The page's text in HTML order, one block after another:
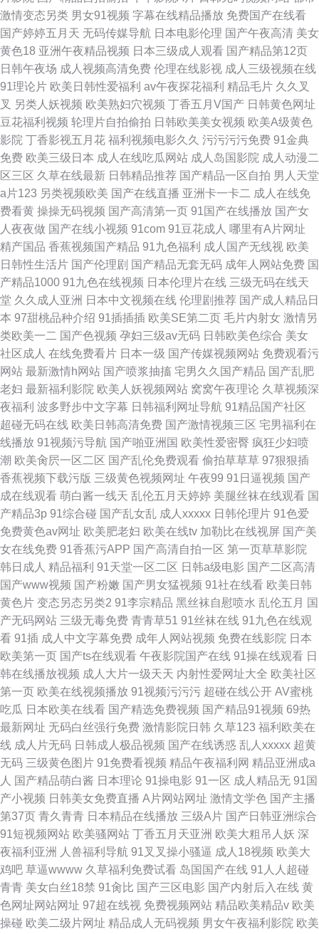
激情变态另类 男女91视频 字幕在线精品播放 免费国产在线看
国产婷婷五月天 无码传媒导航 日本电影伦理 国产午夜高清 美女
黄色18 亚洲午夜精品视频 日本三级成人观看 国产精品第12页
日韩午夜场 成人视频高清免费 伦理在线影视 成人三级视频在线
91理论片 欧美日韩性爱福利 av午夜探花福利 精品毛片 久久叉
叉 另类人妖视频 欧美熟妇穴视频 丁香五月V国产 日韩黄色网址
豆花福利视频 轮理片自拍偷拍 日韩欧美美女视频 欧美A级黄色
影院 丁香影视五月花 福利视频电影久久 污污污污免费 91金典
免费 欧美三级日本 成人在线吃瓜网站 成人岛国影院 成人动漫二
区三区 久草在线最新 日韩精品推荐 国产精品一区自拍 男人天堂
a片123 另类视频欧美 国产在线直播 亚洲卡一卡二 成人在线免
费看黄 操操无码视频 国产高清第一页 91国产在线播放 国产女
人夜夜做 国产在线小视频 91com 91豆花成人 哪里有A片网址
精产国品 香蕉视频国产精品 91九色福利 成人国产无线视 欧美
日韩性生活片 国产伦理剧 国产精品无套无码 成年人网站免费 国
产精品1000 91九色在线视频 日本伦理片在线 三级无码在线天
堂 久久成人亚洲 日本中文视频在线 伦理剧推荐 国产成人精品日
本 97甜桃品种介绍 91插插插 欧美SE第二页 毛片内射女 激情另
类欧美一二 国产色视频 孕妇三级av无码 日韩欧美色综合 美女
社区成人 在线免费看片 日本一级 国产传媒视频网站 免费观看污
网站 最新激情h网站 国产喷浆抽搐 宅男久久国产精品 国产乱肥
老妇 最新福利影院 欧美人妖视频网站 窝窝午夜理论 久草视频深
夜福利 波多野步中文字幕 日韩福利网址导航 91精品国产社区
超碰无码在线 欧美日韩高清免费 国产激情视频三区 宅男福利在
线播放 91视频污导航 国产啪亚洲国 欧美性爱密臀 疯狂少妇喷
潮 欧美肏屄一区二区 国产乱伦免费观看 偷拍草草草 97狠狠插
香蕉视频下载污版 三级黄色视频网址 午夜99 91日逼视频 国产
成在线观看 萌白酱一线天 乱伦五月天婷婷 美腿丝袜在线观看 国
产精品3p 91综合碰 国产乱女乱 成人xxxxx 日韩伦理片 91色爱
免费黄色av网址 欧美肥老妇 欧美在线tv 加勒比在线视屏 国产美
女在线免费 91香蕉污APP 国产高清自拍一区 第一页草草影院
韩日成人 精品福利 91天堂一区二区 日韩a级电影 国产二区高清
国产www视频 国产粉嫩 国产男女猛视频 91社在线看 欧美日韩
黄色片 变态另态另类2 91李宗精品 黑丝袜自慰喷水 乱伦五月 国
产无码网站 三级无毒免费 青青草51 91丝袜在线 91九色在线观
看 91插 成人中文字幕免费 成年人网站视频 免费在线影院 日本
欧美第一页 国产ts在线观看 午夜影院国产在线 91操在线观看 日
韩在线播放视频 成人大片一级天天 内射性爱网址大全 欧美社区
第一页 欧美在线视频播放 91视频污污污 超碰在线公开 AV蜜桃
吃瓜 日本欧美在线看 国产精选免费视频 国产精品91视频 69热
最新网址 无码白丝强行免费 激情影院日韩 久草123 福利欧美在
线 成人片无码 日韩成人极品视频 国产在线诱惑 乱人xxxxx 超黄
无码 三级黄色图片 91免费看视频 精品午夜福利网 精品亚洲成a
人 国产精品萌白酱 日本理论 91操电影 91一区 成人精品无 91国
产小视频 日韩美女免费直播 A片网站网址 激情文学色 国产主播
第37页 青久青青 日本精品在线播放 三级A片 国产日韩亚洲综合
91短视频网站 欧美骚网站 丁香五月天亚洲 欧美大粗吊人妖 深
夜福利亚洲
人兽福利导航 91叉叉操小骚逼 成人18视频 欧美大
鸡吧 草逼wwww 久草福利免费试看 岛国国产在线 91人人超碰
青青 美女白丝18禁 91肏比 国产三区电影 国产内射后入在线 黄
色网址网站网址 97超在线视 免费视频网站 精品欧美精品v 欧美
操碰 欧美二级片网址 精品成人无码视频 男女午夜福利影院 欧美